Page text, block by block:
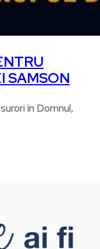
SAMSON
în Domnul,